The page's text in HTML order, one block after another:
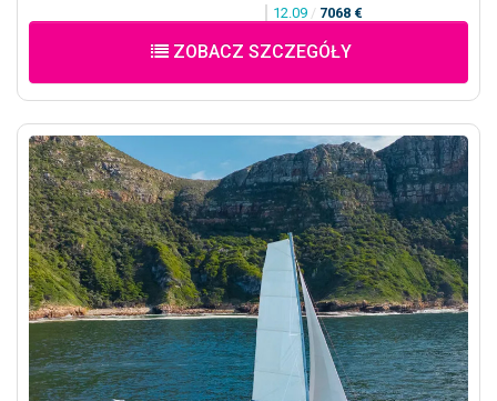
12.09 / 7068 €
ZOBACZ SZCZEGÓŁY